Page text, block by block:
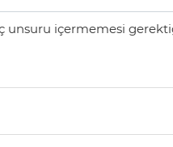
içermemesi